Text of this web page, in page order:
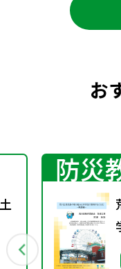
お
防災